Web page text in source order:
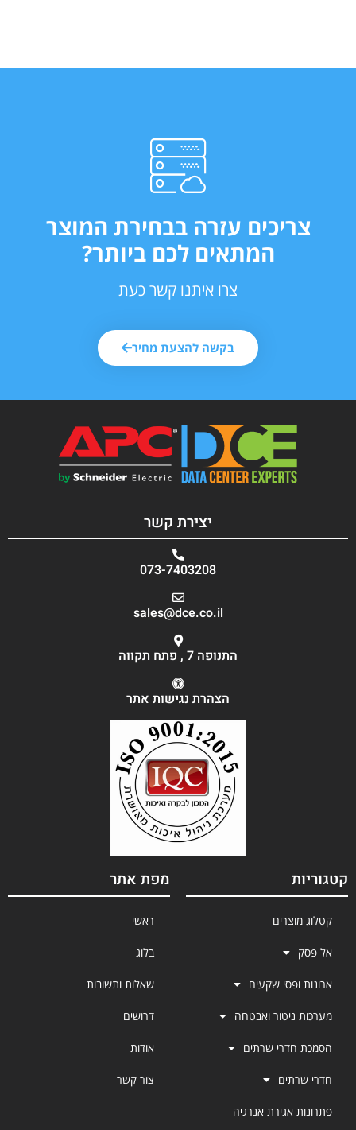
צריכים עזרה בבחירת המוצר
המתאים לכם ביותר?
צרו איתנו קשר כעת
בקשה להצעת מחיר
יצירת קשר
073-7403208
sales@dce.co.il
התנופה 7 , פתח תקווה
הצהרת נגישות אתר
קטגוריות
קטלוג מוצרים
אל פסק
ארונות ופסי שקעים
מערכות ניטור ואבטחה
הסמכת חדרי שרתים
חדרי שרתים
פתרונות אגירת אנרגיה
מפת אתר
ראשי
בלוג
שאלות ותשובות
דרושים
אודות
צור קשר